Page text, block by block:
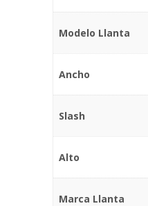
Modelo Llanta
Ancho
Slash
Alto
Marca Llanta